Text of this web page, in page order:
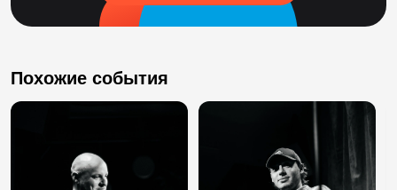
Похожие события